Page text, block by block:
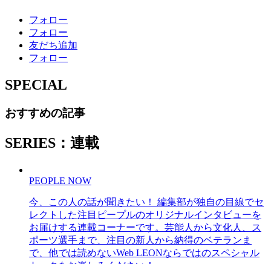
フォロー
フォロー
友だち追加
フォロー
SPECIAL
おすすめの記事
SERIES：連載
PEOPLE NOW
今、この人の話が聞きたい！ 編集部が独自の目線でセ
レクトした注目ピープルのオリジナルインタビューを
お届けする連載コーナーです。芸能人から文化人、ス
ポーツ選手まで、注目の新人から納得のベテランま
で、他では読めないWeb LEONならではのスペシャル